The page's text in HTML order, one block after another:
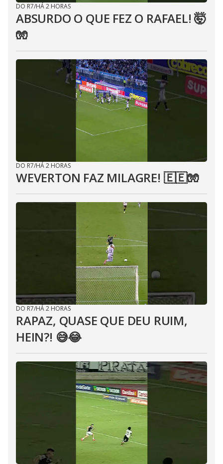
DO R7/HÁ 2 HORAS
ABSURDO O QUE FEZ O RAFAEL! 🤯
🧤
DO R7/HÁ 2 HORAS
WEVERTON FAZ MILAGRE! 🇪🇪🧤
DO R7/HÁ 2 HORAS
RAPAZ, QUASE QUE DEU RUIM,
HEIN?! 😅😂⁣